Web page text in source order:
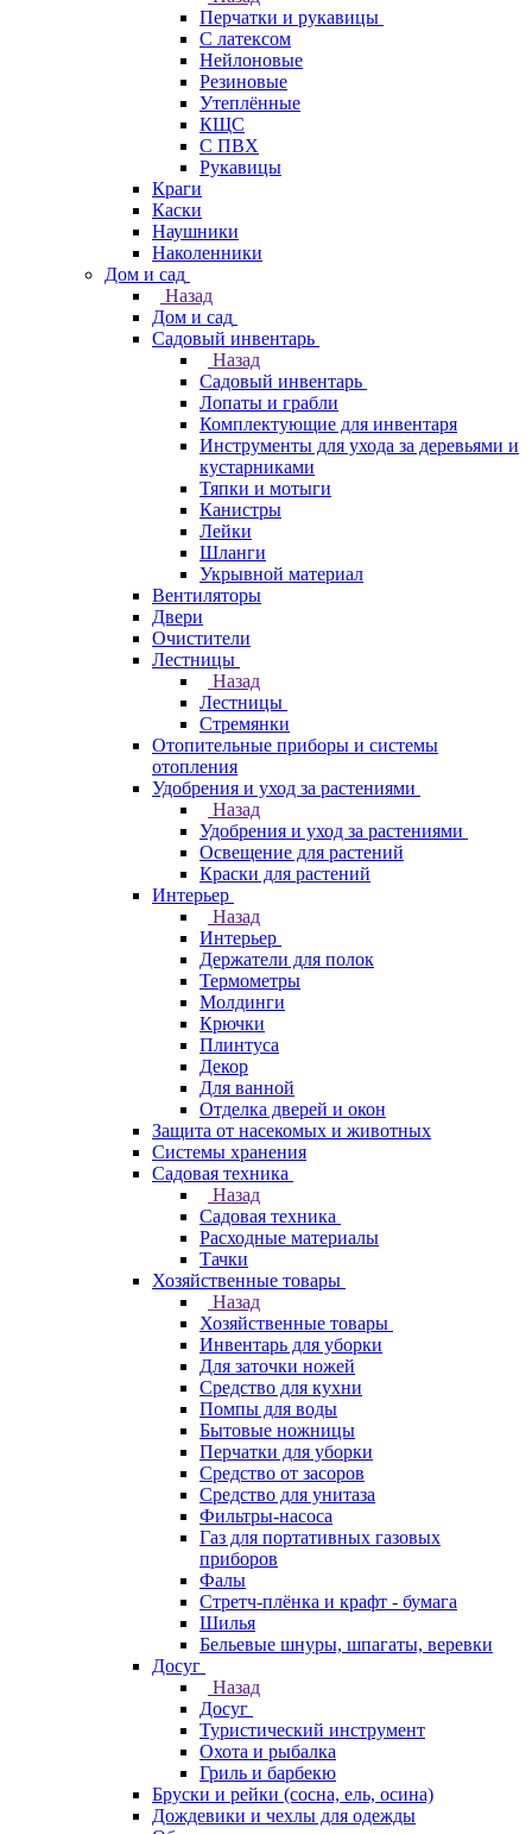
Перчатки и рукавицы
С латексом
Нейлоновые
Резиновые
Утеплённые
КЩС
С ПВХ
Рукавицы
Краги
Каски
Наушники
Наколенники
Дом и сад
Назад
Дом и сад
Садовый инвентарь
Назад
Садовый инвентарь
Лопаты и грабли
Комплектующие для инвентаря
Инструменты для ухода за деревьями и
кустарниками
Тяпки и мотыги
Канистры
Лейки
Шланги
Укрывной материал
Вентиляторы
Двери
Очистители
Лестницы
Назад
Лестницы
Стремянки
Отопительные приборы и системы
отопления
Удобрения и уход за растениями
Назад
Удобрения и уход за растениями
Освещение для растений
Краски для растений
Интерьер
Назад
Интерьер
Держатели для полок
Термометры
Молдинги
Крючки
Плинтуса
Декор
Для ванной
Отделка дверей и окон
Защита от насекомых и животных
Системы хранения
Садовая техника
Назад
Садовая техника
Расходные материалы
Тачки
Хозяйственные товары
Назад
Хозяйственные товары
Инвентарь для уборки
Для заточки ножей
Средство для кухни
Помпы для воды
Бытовые ножницы
Перчатки для уборки
Средство от засоров
Средство для унитаза
Фильтры-насоса
Газ для портативных газовых
приборов
Фалы
Стретч-плёнка и крафт - бумага
Шилья
Бельевые шнуры, шпагаты, веревки
Досуг
Назад
Досуг
Туристический инструмент
Охота и рыбалка
Гриль и барбекю
Бруски и рейки (сосна, ель, осина)
Дождевики и чехлы для одежды